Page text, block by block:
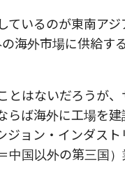
ているのが東南ア
海外市場に供給す
とはないだろうが
らば海外に工場を
ジョン・インダス
中国以外の第三国